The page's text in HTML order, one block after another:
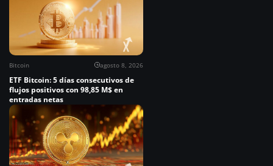
Bitcoin agosto 8, 2026
ETF Bitcoin: 5 días consecutivos de
flujos positivos con 98,85 M$ en
entradas netas